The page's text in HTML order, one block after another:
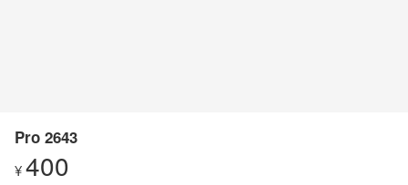
Pro 2643
¥400